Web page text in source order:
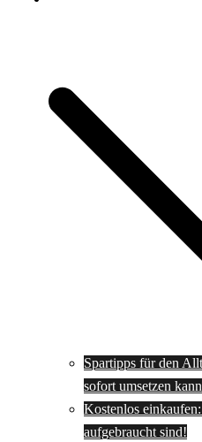
Spartipps für den
sofort umsetzen
Kostenlos
aufgebraucht sind!